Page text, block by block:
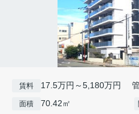
賃料 17.5万円～5,180万円
面積 70.42㎡